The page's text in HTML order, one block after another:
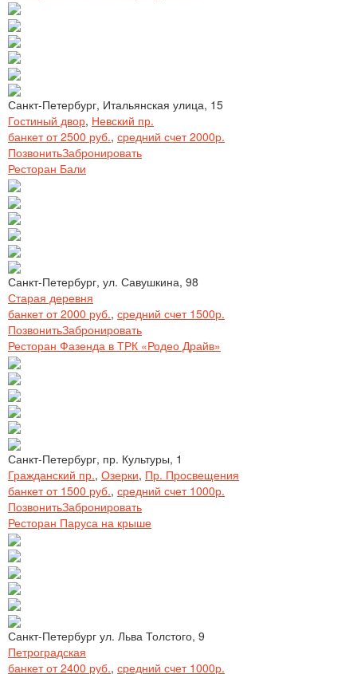
Санкт-Петербург, Итальянская улица, 15
Гостиный двор, Невский пр.
банкет от 2500 руб., средний счет 2000р.
ПозвонитьЗабронировать
Ресторан Бали
Санкт-Петербург, ул. Савушкина, 98
Старая деревня
банкет от 2000 руб., средний счет 1500р.
ПозвонитьЗабронировать
Ресторан Фазенда в ТРК «Родео Драйв»
Санкт-Петербург, пр. Культуры, 1
Гражданский пр., Озерки, Пр. Просвещения
банкет от 1500 руб., средний счет 1000р.
ПозвонитьЗабронировать
Ресторан Паруса на крыше
Санкт-Петербург ул. Льва Толстого, 9
Петроградская
банкет от 2400 руб., средний счет 1000р.